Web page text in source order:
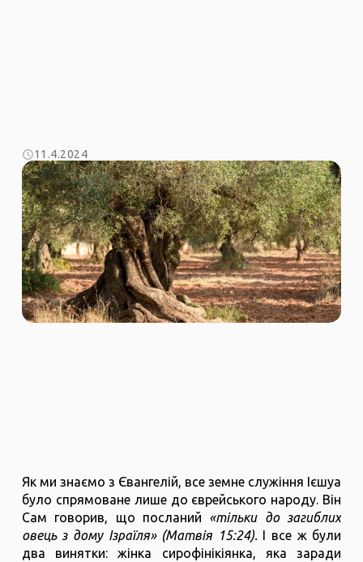
11.4.2024
Як ми знаємо з Євангелій, все земне служіння Ієшуа
було спрямоване лише до єврейського народу. Він
Сам говорив, що посланий «тільки до загиблих
овець з дому Ізраїля» (Матвія 15:24).І все ж були
два винятки: жінка сирофінікіянка, яка заради